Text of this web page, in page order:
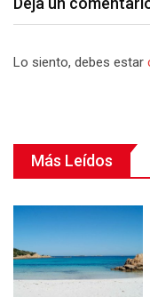
Lo siento, debes estar
Más Leídos